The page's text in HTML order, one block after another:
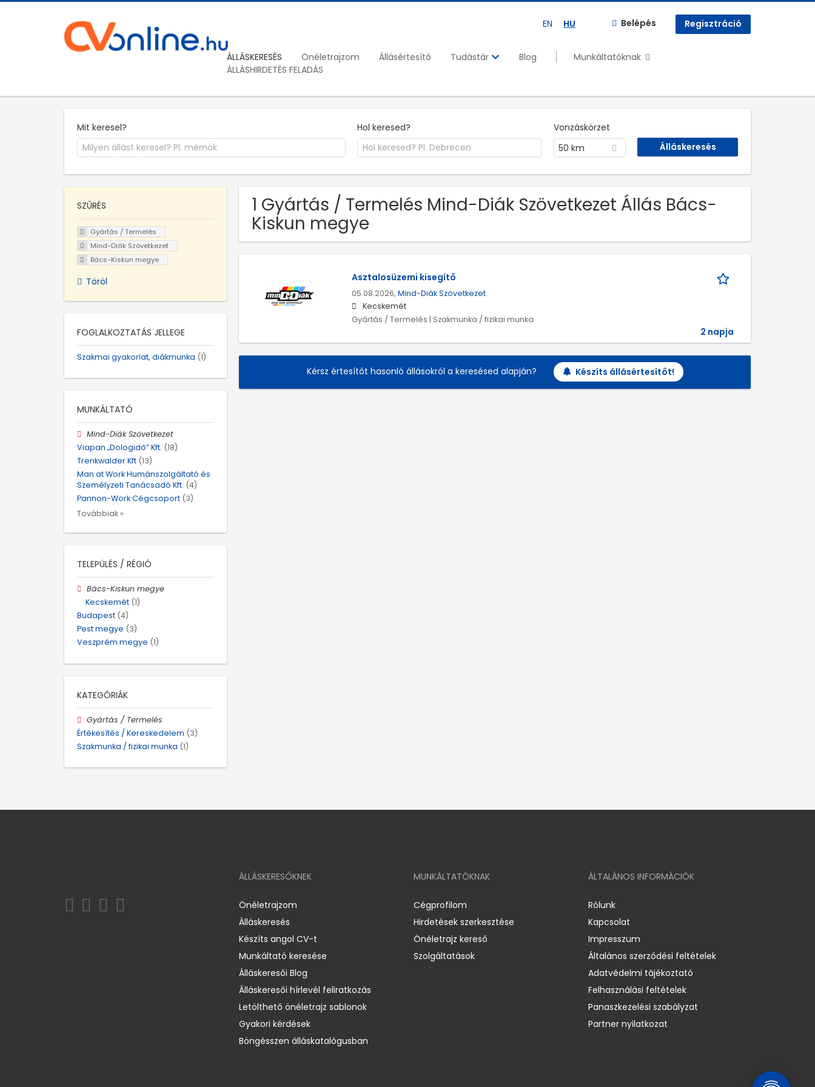
EN HU Belépés Regisztráció
ÁLLÁSKERESÉS Önéletrajzom Állásértesítő Tudástár Blog
Munkáltatóknak
ÁLLÁSHIRDETÉS FELADÁS
Mit keresel? Hol keresed?
Vonzáskörzet
50 km
1 Gyártás / Termelés Mind-Diák Szövetkezet Állás Bács-
Kiskun megye
Asztalosüzemi kisegítő
05.08.2026, Mind-Diák Szövetkezet
Kecskemét
Gyártás / Termelés | Szakmunka / fizikai munka
2 napja
Kérsz értesítőt hasonló állásokról a keresésed alapján? Készíts állásértesítőt!
SZŰRÉS
Gyártás / Termelés
Mind-Diák Szövetkezet
Bács-Kiskun megye
Töröl
FOGLALKOZTATÁS JELLEGE
Szakmai gyakorlat, diákmunka (1)
MUNKÁLTATÓ
Mind-Diák Szövetkezet
Viapan „Dologidő” Kft. (18)
Trenkwalder Kft (13)
Man at Work Humánszolgáltató és
Személyzeti Tanácsadó Kft. (4)
Pannon-Work Cégcsoport (3)
Továbbiak »
TELEPÜLÉS / RÉGIÓ
Bács-Kiskun megye
Kecskemét (1)
Budapest (4)
Pest megye (3)
Veszprém megye (1)
KATEGÓRIÁK
Gyártás / Termelés
Értékesítés / Kereskedelem (3)
Szakmunka / fizikai munka (1)
ÁLLÁSKERESŐKNEK
Önéletrajzom
Álláskeresés
Készíts angol CV-t
Munkáltató keresése
Álláskeresői Blog
Álláskeresői hírlevél feliratkozás
Letölthető önéletrajz sablonok
Gyakori kérdések
Böngésszen álláskatalógusban
MUNKÁLTATÓKNAK
Cégprofilom
Hirdetések szerkesztése
Önéletrajz kereső
Szolgáltatások
ÁLTALÁNOS INFORMÁCIÓK
Rólunk
Kapcsolat
Impresszum
Általános szerződési feltételek
Adatvédelmi tájékoztató
Felhasználási feltételek
Panaszkezelési szabályzat
Partner nyilatkozat